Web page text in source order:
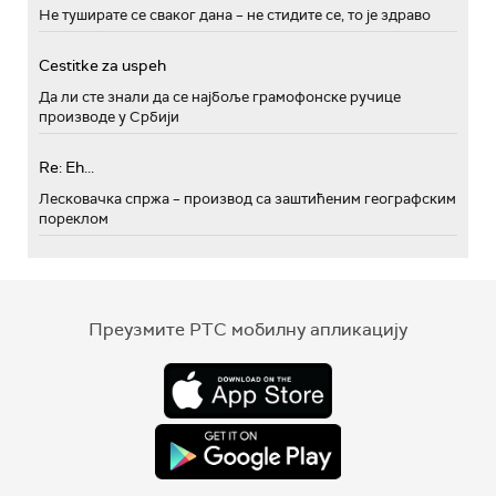
Не туширате се сваког дана – не стидите се, то је здраво
Cestitke za uspeh
Да ли сте знали да се најбоље грамофонске ручице
производе у Србији
Re: Eh...
Лесковачка спржа – производ са заштићеним географским
пореклом
Преузмите РТС мобилну апликацију